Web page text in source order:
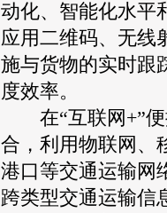
动化、智能化水平
应用二维码、无线
施与货物的实时跟
度效率。
在“互联网+”便
合，利用物联网、
港口等交通运输网
跨类型交通运输信